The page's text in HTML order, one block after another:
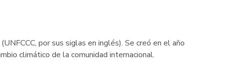
por sus siglas en inglés). Se creó en el año
climático de la comunidad internacional.